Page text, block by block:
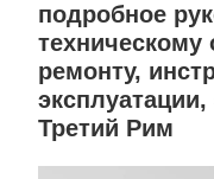
подробное
ремонту,
эксплуатации,
Третий Рим